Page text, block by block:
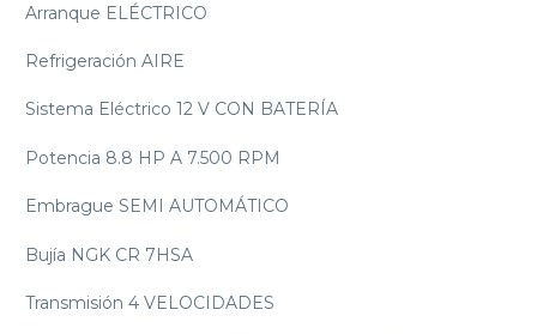
Arranque ELÉCTRICO
Refrigeración AIRE
Sistema Eléctrico 12 V CON BATERÍA
Potencia 8.8 HP A 7.500 RPM
Embrague SEMI AUTOMÁTICO
Bujía NGK CR 7HSA
Transmisión 4 VELOCIDADES